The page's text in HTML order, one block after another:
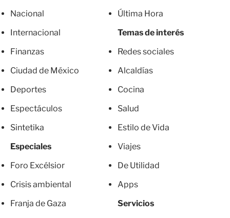
Nacional
Internacional
Finanzas
Ciudad de México
Deportes
Espectáculos
Sintetika
Especiales
Foro Excélsior
Crisis ambiental
Franja de Gaza
Última Hora
Temas de interés
Redes sociales
Alcaldías
Cocina
Salud
Estilo de Vida
Viajes
De Utilidad
Apps
Servicios